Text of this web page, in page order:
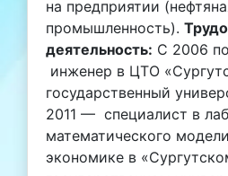
на предприятии
промышленность).
деятельность: С 2006
инженер в ЦТО
государственный
2011 — специалист в
математического
экономике в